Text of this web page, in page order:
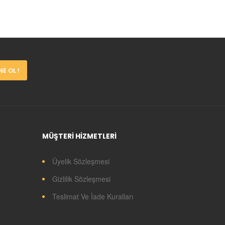
OL !
MÜŞTERİ HİZMETLERİ
Üyelik Sözleşmesi
Gizlilik Sözleşmesi
Teslimat Ve İade Kuralları